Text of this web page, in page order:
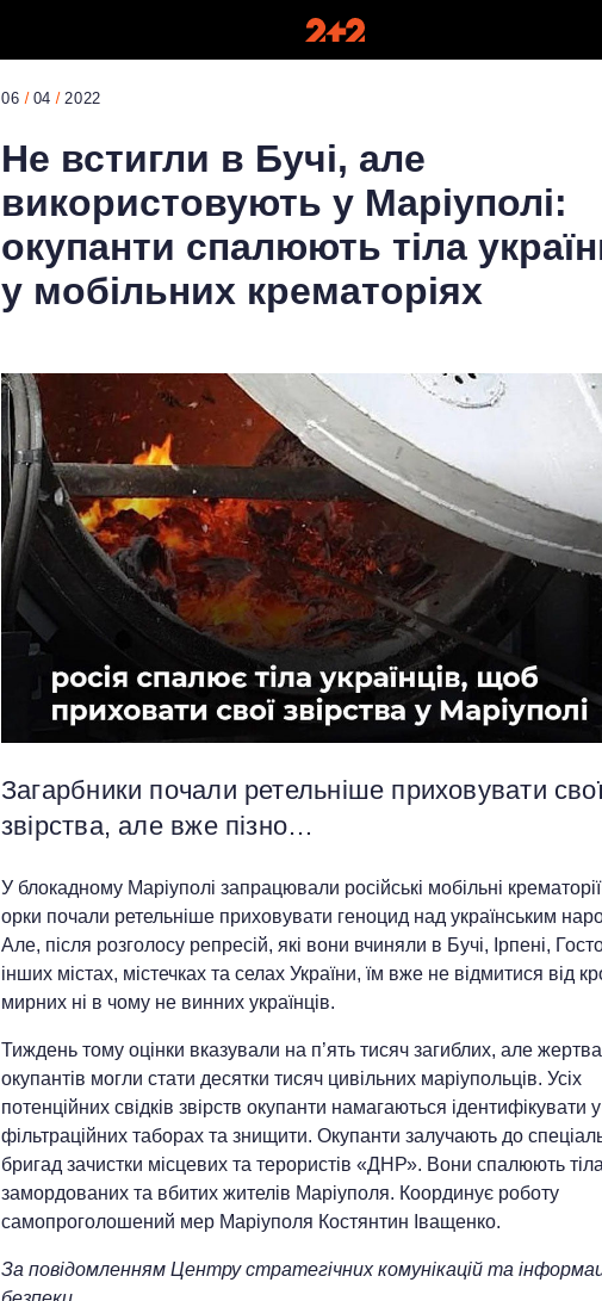
06 04 2022
Не встигли в Бучі, але
використовують у Маріуполі:
окупанти спалюють тіла
у мобільних крематоріях
Загарбники почали ретельніше приховувати
звірства, але вже пізно…
У блокадному Маріуполі запрацювали російські мобільні
орки почали ретельніше приховувати геноцид над українським
Але, після розголосу репресій, які вони вчиняли в Бучі, Ірпені,
інших містах, містечках та селах України, їм вже не відмитися від
мирних ні в чому не винних українців.
Тиждень тому оцінки вказували на п’ять тисяч загиблих, але
окупантів могли стати десятки тисяч цивільних маріупольців. Усіх
потенційних свідків звірств окупанти намагаються ідентифікувати у
фільтраційних таборах та знищити. Окупанти залучають до
бригад зачистки місцевих та терористів «ДНР». Вони спалюють
замордованих та вбитих жителів Маріуполя. Координує роботу
самопроголошений мер Маріуполя Костянтин Іващенко.
За повідомленням Центру стратегічних комунікацій та